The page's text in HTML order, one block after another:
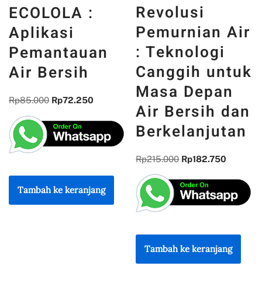
ECOLOLA :
Aplikasi
Pemantauan
Air Bersih
Rp85.000 Rp72.250
Tambah ke keranjang
Revolusi
Pemurnian Air
: Teknologi
Canggih untuk
Masa Depan
Air Bersih dan
Berkelanjutan
Rp215.000 Rp182.750
Tambah ke keranjang